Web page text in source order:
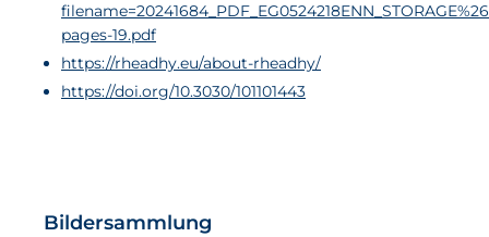
pages-19.pdf
https://rheadhy.eu/about-rheadhy/
https://doi.org/10.3030/101101443
Bildersammlung